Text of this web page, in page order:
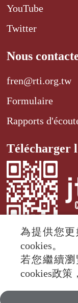
YouTube
Twitter
Nous
fren@rti.org.tw
Formulaire
Rapports
Télécharger
© 2024
為提供您
cookies。
若您繼續
cookies政策